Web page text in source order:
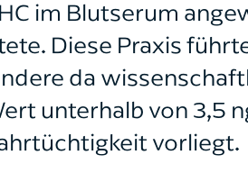
im Blutserum
Diese Praxis
da
unterhalb von 3,5
vorliegt.